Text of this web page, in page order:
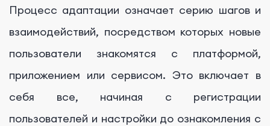
Процесс адаптации означает серию шагов и
взаимодействий, посредством которых новые
пользователи знакомятся с платформой,
приложением или сервисом. Это включает в
себя все, начиная с регистрации
пользователей и настройки до ознакомления с